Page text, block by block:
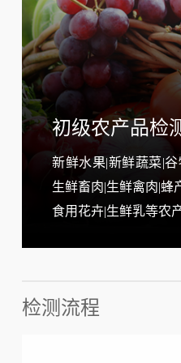
初级农产品检
新鲜水果|新鲜蔬菜|
生鲜畜肉|生鲜禽肉|蜂
食用花卉|生鲜乳等农
检测流程